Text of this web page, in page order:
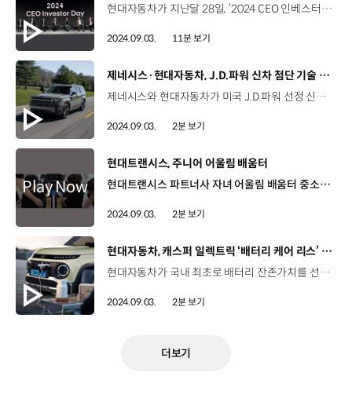
현대자동차가 지난달 28일, ‘2024 CEO 인베스터 데이(CEO Investor Day)’를 개최하고 미래 모빌리티 브랜드로 한발 더 나아가기 위한 새로운 도전의 시작을 알렸습니다. 최아영 리포터, 어떤 내용들이 발표됐나요? 네, 투자자와 애널리스트, 신용평가사 담당자 등이 참석한 이날 행사에서 현대자동차는 새로운 중장기 전략 ‘현대 웨이(Hyundai Way)’를 발표했는데요, 전기차와 하이브리드 차량 경쟁력을 바탕으로 자동차 업계를 선도하고 미래 모빌리티 시장에서 글로벌 톱 티어 기업으로서의 위상을 더욱 강화하겠다고 선언했습니다. 현대자동차는 이날 ‘현대 웨이’를 실행하기 위한 3가지 전략에 대해서도 설명했죠. 네, ‘현대 다이내믹 캐파빌리티’, ‘모빌리티 게임 체인저’, ‘에너지 모빌라이저’ 이렇게 세가지 전략을 추진해 나갈 계획인데요, 자세한 내용, 함께 살펴보시죠 온라인으로 생중계된 이번 행사에는 장재훈 대표이사 사장과 글로벌 최고운영책임자 호세 무뇨스 사장, GSO본부장 김흥수 부사장 등이 발표자로 나서 현대자동차의 중장기 전략에 대해 설명했습니다. 장재훈 사장 / 현대자동차이번 CEO Investor Day에서는 스마트 모빌리티 솔루션 프로바이더가 되기 위해 또 다른 미래를 준비하는 현대자동차의 중장기 전략인 현대 웨이(Hyundai Way)를 말씀드리겠습니다. 현대 웨이는 불확실한 시장 환경 속에서 지속 가능한 리더십을 확보하기 위한 현대자동차만의 유연한 대응 체계인 ‘현대 다이내믹 캐파빌리티’를 통해 시장에 기민하게 대응하면서 모빌리티와 에너지라는 두 축을 중심으로 새로운 미래를 만들어 가기 위한 전략입니다. 현대자동차는 ‘현대 웨이’를 통해 2030년 제네시스 포함 555만 대의 연간 판매량을 올린다는 목표를 제시했습니다. 호세 무뇨스 사장 / 현대자동차 COOFor Hyundai and Genesis, we are targeting 5.55 million vehicle sales by 2030, an increase of over 30% compared to sales last year. As a result, Hyundai Motor Group is now the third largest automaker in the world by sales. Our team has helped deliver incredible performance and growth over the past 5 years and have even higher ambition for the next five years.현대자동차와 제네시스의 경우 2030년까지 555만 대 판매를 목표로 하고 있으며, 이는 전년 대비 30%이상 증가한 수치입니다. 현대자동차그룹은 매출액 기준 세계 3위의 자동차 회사로 등극하였습니다. 현대자동차는 지난 5년간 놀라운 실적과 성장을 이루었고, 향후 5년을 위해 더 높은 목표를 세웠습니다 특히 현대자동차는 2030년까지 전기차 200만 대 판매를 추진해 전체 자동차 판매량의 약 36%를 채울 계획이며 이 중 주요 시장인 북미에서 69만 대, 유럽에서 46만 7,000대를 판매한다는 목표입니다. 현대자동차는 ‘현대 웨이’를 달성하기 위한 핵심 전략으로 가장 먼저, ‘현대 다이내믹 캐파빌리티’를 추진하기로 했는데요, 장재훈 사장 / 현대자동차‘현대 다이내믹 캐파빌리티’는 작년에 말씀드린 생산 유연성을 중심으로 한 ‘현대 모터 웨이’를 포괄하는 개념으로 단기적으로는 급변하는 시장 환경에 유연하고 민첩하게 대응하고, 동시에 장기적으로 경쟁 우위를 지속적으로 확보해 나가기 위한 현대자동차의 핵심 역량입니다. 현대자동차는 자체 개발한 하이브리드 시스템을 개선하고 경쟁력을 더욱 강화해, 점차 증가하고 있는 하이브리드 차 수요에 적극 대응할 계획입니다. 장재훈 사장 / 현대자동차기존에는 준중형 및 중형 차급 중심으로 적용되던 하이브리드를 소형, 대형, 럭셔리 차급까지, 기존 7개 차종에서 14개 차종으로 확대할 예정입니다. 현대 브랜드 뿐 아니라 럭셔리 브랜드인 제네시스에도 적용하여, 제네시스에서는 전기차 전용 모델을 제외한 전 차종에 하이브리드 옵션을 제공하여 소비자의 니즈에 적극 대응하도록 하겠습니다. 현대자동차는 성능과 연비가 대폭 개선된 차세대 하이브리드 시스템 TMED-Ⅱ를 2025년 1월부터 양산차량에 적용할 계획인데요, 스마트 회생제동, V2L 등을 비롯한 하이브리드 특화 프리미엄 기술도 적용해 상품성을 더욱 강화할 예정입니다. 장재훈 사장 / 현대자동차현대자동차는 하이브리드 차량 판매를 대폭 확대할 계획이며, 2028년에는 작년 글로벌 판매계획 대비 40% 이상 증가한 숫자인 133만 대를 목표로 하고 있습니다. 이를 위해 대차는 글로벌 주요 거점 공장에 하이브리드 차종 투입을 통한 혼류 생산 체제 도입과 부품 공급망 확보를 추진해갈 계획입니다. 현대자동차는 전동화 속도 둔화에 대응하기 위한 두 번째 방안으로 EREV도 소개했습니다. EREV는 전기차와 같이 전력으로 구동하지만 엔진이 전기를 생산해 배터리 충전을 지원하는데요, 완충 시 900km 이상 주행이 가능한 EREV를 2026년 말 북미와 중국에서 양산을 시작하고 2027년부터 본격적으로 판매에 돌입해 북미 시장에 연간 8만 대 이상 판매한다는 목표입니다. 이와 같이 현대자동차는 하이브리드로 시장에 대응하며 수익성을 확보하는 한편, 경제형 EV에서부터 럭셔리, 고성능까지 전기차 풀라인업을 구축하고, 2030년 전기차 모델을 21개까지 확대할 계획입니다. 장재훈 사장 / 현대자동차과거부터 축적해온 최고 수준의 기술과 혁신을 위한 도전, 이러한 장점을 기반으로 현대자동차는 계속하여 앞으로 다가올 전동화 시대를 대비하고, 전기차 시장을 리딩해 나갈 것입니다. 현대자동차는 전기차 성능과 안전, 원가 경쟁력 확보를 위해 보급형 NCM 배터리도 신규 개발해 고객들에게 보다 다양한 솔루션을 제공할 계획입니다. 김창환 전무 / 현대자동차 전동화에너지솔루션담당보급형 NCM 배터리를 신규 개발하여 2030년까지 다양한 솔루션을 제공할 계획 입니다. 그 중 볼륨형 EV에 주력으로 새롭게 사용될 보급형 NCM 배터리는 기존 대비 10%이상 저렴하면서도 NCM 배터리가 가지는 에너지 밀도와 성능 등의 장점을 활용 할 수 있어 전기차 대중화를 견인하는 역할을 할 것으로 기대하고 있습니다. 또한 BMS, 즉 배터리 관리 시스템의 안전 기술을 강화하고 차세대 배터리 개발을 가속화 할 계획입니다. 김창환 전무 / 현대자동차 전동화에너지솔루션담당올해 말, 의왕연구소에 완공될 1만 평 규모의 차세대 배터리 연구동에서는 현재 배터리의 한계를 넘어설 전고체 배터리를 포함한 차세대 배터리 개발이 한 단계 업그레이드 되어 진행될 예정입니다. 시장 상황에 유연하게 대응하면서도 전동화 시대를 대비하고 전기차 시장을 리딩하기 위한 다양한 전략이 눈에 띄네요. 네, 현대자동차는 ‘현대 다이내믹 캐파빌리티’에 이어 ‘모빌리티 게임 체인저’로서 다양한 모빌리티 신사업을 중점적으로 추진해 모빌리티 생태계 변화를 주도한다는 계획도 세웠습니다. 현대자동차는 글로벌 최고 수준의 자동차 개발 역량과 제조 경쟁력을 활용해 다양한 자율주행 소프트웨어 기술 업체에 자율주행 차량을 판매하는 파운드리 사업도 추진합니다. 주행 중 운전자의 개입이 필요 없는 레벨 4 이상의 자율주행 구현에 필수적인 항목들을 플랫폼화하여 개발하고, 자율주행 차량 플랫폼을 자율주행 소프트웨어 개발 업체에 공급한다는 계획인데요, 이를 통해 각 소프트웨어 업체는 각 사에 특화된 자율주행 차량을 공급받고 서비스화를 할 수 있게 됩니다. 김흥수 부사장 / 현대자동차 GSO현대자동차는 궁극적으로 SDV 디바이스를 통해 수집된 데이터를 기반으로 AI와 결합을 통해 차량을 스스로 학습하고 개선하는 러닝 머신으로 진화시킬 것입니다. 이를 통해 차량 구매 이후에도 주행·안전·편의 기능 개선은 물론, 새로운 앱 서비스를 지속적으로 업데이트함으로써 사용성을 끊임없이 개선하고, 사용자의 일상 속 모든 이동을 끊임없이 연결하고자 합니다. ‘모빌리티의 게임 체인저’로서의 현대자동차의 노력과 의지가 느껴지는데요. ‘현대 웨이’를 추진하기 위한 세번째 전략, 수소 에너지 기술과 사업 역량을 강화하는 ‘에너지 모빌라이저’ 입니다. 현대자동차는 미래 에너지 패러다임이 수소로 전환되는 시기에 준비된 에너지 사업자로서의 글로벌 리더십을 확보한다는 계획입니다. 현대자동차는 수소 밸류체인 사업 브랜드 ‘HTWO’를 통해 글로벌 에너지 전환에 주력하고 있는데요. 2045년까지 자동차 생산부터 운행, 폐기까지 전 단계에 걸쳐 탄소 순배출 제로를 달성하는 것을 목표로 하고 있습니다. 앞서 현대자동차는 올해 초 열린 CES에서 현대자동차그룹의 수소 밸류체인 사업 브랜드인 'HTWO'를 공개하고 수소 사회로의 전환을 앞당길 HTWO Grid 솔루션을 발표한 이후 수소 관련 실증 사업에 적극 참여하고 있습니다. 켄 라미레즈 부사장 / 현대자동차 글로벌상용수소사업본부Hyundai's bold identity as an energy player builds upon its core as a mobility company. Our unmatched, cross-industry capabilities across the value chain positions us uniquely as a Global Energy Transition Leader beyond being a mobility off-taker.에너지 기업으로서 현대자동차의 대담한 정체성은 모빌리티 기업이라는 핵심을 기반으로 합니다. 밸류체인 전반에 걸쳐 다양한 산업 내 현대자동차의 차별화된 역량을 바탕으로 모빌리티 업체를 넘어 글로벌 에너지 전환의 선두주자로 발돋움하고 있습니다. 현대자동차는 앞서 설명 드린 ‘현대 웨이’ 실행과 지속적인 수익 창출 등을 위해 2033년까지 총 120조 5,000억 원을 투자할 계획인데요, RD 투자 54조 5,000억 원, 설비투자(CAPEX) 51조 6,000억 원, 전략투자 14조 4,000억 원 등을 실행해 미래를 준비하고 현대 웨이를 달성하겠다고 밝혔습니다. 주주환원을 위한 밸류업 프로그램은 배당과 TSR 기준 주주환원 정책 도입과 ROE 개선, 최소배당금 도입, 자사주 매입 규모 설정 등이 주요 내용입니다. 이승조 전무 / 현대자동차 기획재경본부총주주환원률(TSR) 최소 35% 주주환원정책을 실시하겠습니다. 기존에 발표한 최소 배당 25%에 최소 10%를 더한 개념으로 배당금 총액과 자사주 매입·소각 합계 기준 TSR 최소 35%의 주주환원정책을 시행하겠습니다. 현대자동차의 기업가치 제고를 위한 주주환원 정책이 인상적인데요. 2025년부터 2,500원의 분기 배당도 실시한다고요. 네, 기존 분기 배당 2,000원 대비 25% 상향된 금액으로 기말 배당 집중을 완화하고 분기별로 고른 배당금 지급이 가능할 것으로 예상하고 있습니다. 현대자동차가 급변하는 시장 환경에 빠르게 대응하며 글로벌 톱 티어 기업으로서의 위상을 더욱 높여가길 기대하겠습니다. 오늘 소식 전해주셔서 고맙습니다
2024.09.03. 11분 보기
[동영상]
제네시스·현대자동차, J.D.파워 신차 첨단 기술 만족도 조사 1위 석권
제네시스와 현대자동차가 미국 J.D.파워 선정 신차 첨단 기술 만족도 조사에서 1위를 석권하며 글로벌 최고 수준의 기술력을 인정받았습니다. ‘2024 미국 기술 경험 지수 조사 (U.S. Tech Experience Index)’는 2024년형 신형 모델을 구입하고 90일 이상 소유한 8만여명의 소비자를 대상으로 작년 7월부터 올해 5월까지 진행됐습니다. TXI 조사는 자동차에 탑재된 편의성, 최신 자동화 기술, 에너지 및 지속가능성, 인포테인먼트 및 커넥티비티 등 4가지 카테고리에 포함된 40개 기술에 대한 만족도를 묻는 고객 설문을 통해 각 브랜드의 신기술 혁신 수준과 사용 편의성을 평가합니다. 제네시스는 이번 만족도 조사에서 럭셔리 브랜드와 일반 브랜드를 통틀어 최고 점수인 584점을 획득해 4년 연속 전체 브랜드 1위를 기록했을 뿐만 아니라, BMW와 벤츠 등을 제치고 최고 수준의 품질을 갖춘 브랜드로 평가받았는데요. 현대자동차는 518점을 받아 5년 연속 일반 브랜드 부문 1위를 차지했습니다. 한편 제네시스 GV70와 현대자동차 싼타페, 기아 카니발은 J.D.파워에서 선정하는 ‘첨단 기술 어워드(Advanced Technology Award)’에서 최고의 기술을 적용한 차로 선정돼 글로벌 최고 수준의 기술 경쟁력을 다시 한번 증명했습니다.
2024.09.03. 2분 보기
[동영상]
현대트랜시스, 주니어 어울림 배움터
현대트랜시스 파트너사 자녀 어울림 배움터 중소벤처기업진흥공단 연수원 8월 24일~25일 [어울림 배움터] 어린이들이 모빌리티에 대한 흥미를 키우고 공학자로서 꿈을 키울 수 있도록 현대트랜시스가 운영하고 있는 파트너사 동반성장 프로그램 110개의 파트너사 자녀 40명 대상 자동차 공학, 코딩 스쿨, 로봇 공학 3개 과정으로 미래 인재 육성 “도전! 주니어 자동차 공학자!” “자동차 작동 원리를 배우고 전기차를 직접 움직여봐요” - 주니어 자동차 공학교실 “코딩 회로를 직접 만들어 봐요” - 지니어스 코딩스쿨 “로봇 이론을 배우고 로봇 팔도 만들어 봐요” - 로봇 공학교실 현대트랜시스 임직원들이 커리큘럼 개발 전 과정에 참여하고 직접 강사로 나서며 파트너사와의 상생의 의미 더해 [현대트랜시스]자동차 부품업계 중 유일하게 동반성장지수 평가 9년 연속 최우수 등급 문찬용 팀장/ 현대트랜시스 상생협력팀 현대트랜시스는 어린이의 꿈이 자라는 주니어 어울림 배움터를 협력사 자녀들 대상으로 4회째 운영하고 있습니다. 협력사의 호응도가 높은 만큼 당사에서도 지속적으로 운영하도록 노력하겠습니다. 파트너사 가족이 함께 참여해 추억도 쌓고, 꿈도 키우는 시간 신은호 참가 어린이/ 하늘빛초등학교 전선 연결하는 게 어려웠는데 그래도 가족과 함께 하니까 재밌었어요. ‘어울림 배움터’에서 쑥쑥 자라나는 어린이 모빌리티 공학자 직접 체험하며 배우니 더욱 신나는 공학 수업 “호기심 충전 완료!” 현대트랜시스 임직원 파트너사 가족이 함께 참여한 뜻깊은 시간
2024.09.03. 2분 보기
[동영상]
현대자동차, 캐스퍼 일렉트릭 ‘배터리 케어 리스’ 상품 출시
현대자동차가 국내 최초로 배터리 잔존가치를 선반영해 혜택을 강화한 캐스퍼 일렉트릭 전용 리스 금융 상품을 출시했습니다. 현대캐피탈과 손잡고 출시한 ‘배터리 케어 리스’는 ‘배터리 케어 프로그램’과 배터리 잔존가치를 선반영해 리스 가격을 인하하는 새로운 구매방식을 결합한 금융 상품입니다. ‘배터리 케어 프로그램’은 고객이 캐스퍼 일렉트릭을 리스하면 현대캐피탈 공식 앱을 통해 수치화된 주행 및 충전 습관, 배터리 상태 등을 실시간으로 확인할 수 있는 프로그램인데요, 고객은 지속적으로 배터리 상태를 확인해 전기차 배터리에 대한 불안감을 해소할 수 있고 현대캐피탈은 배터리 상태가 일정 기준을 충족하면 리스 종료 후 30만 원의 보상을 지급해 안전하고 효율적인 전기차 운행을 유도할 계획입니다. 현대자동차는 배터리 케어 리스 상품을 통해 고객 불안감 해소와 구매 가격 인하로 전기차 수요를 촉진해 전기차 대중화에 기여할 계획입니다.
2024.09.03. 2분 보기
더보기